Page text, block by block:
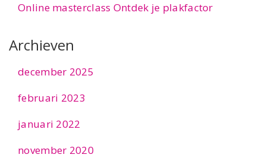
Online masterclass Ontdek je plakfactor
Archieven
december 2025
februari 2023
januari 2022
november 2020